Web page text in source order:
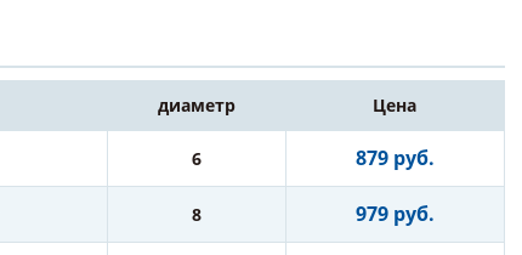
диаметр Цена
6 879 руб.
8 979 руб.